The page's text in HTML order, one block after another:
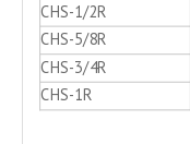
CHS-1/2R
CHS-5/8R
CHS-3/4R
CHS-1R